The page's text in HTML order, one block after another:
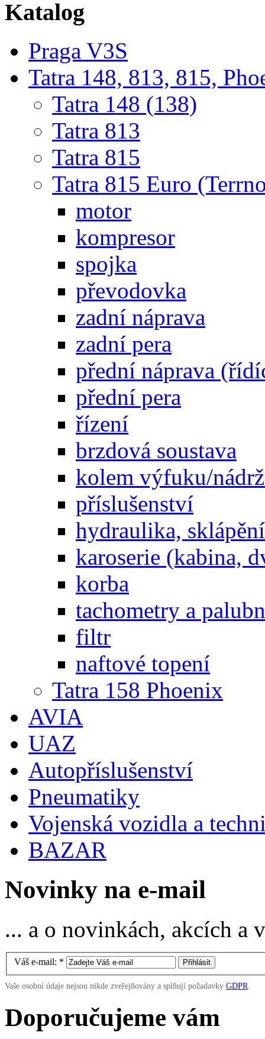
Katalog
Praga V3S
Tatra 148, 813, 815,
Tatra 148 (138)
Tatra 813
Tatra 815
Tatra 815 Euro
motor
kompresor
spojka
převodovka
zadní náprava
zadní pera
přední náprava
přední pera
řízení
brzdová soustava
kolem výfuku/
příslušenství
hydraulika, sklápění
karoserie (kabina,
korba
tachometry a
filtr
naftové topení
Tatra 158 Phoenix
AVIA
UAZ
Autopříslušenství
Pneumatiky
Vojenská vozidla a
BAZAR
Novinky na e-mail
... a o novinkách, akcích
Váš e-mail: *
Vaše osobní údaje nejsou nikde zveřejňovány a splňují požadavky GDPR.
Doporučujeme vám